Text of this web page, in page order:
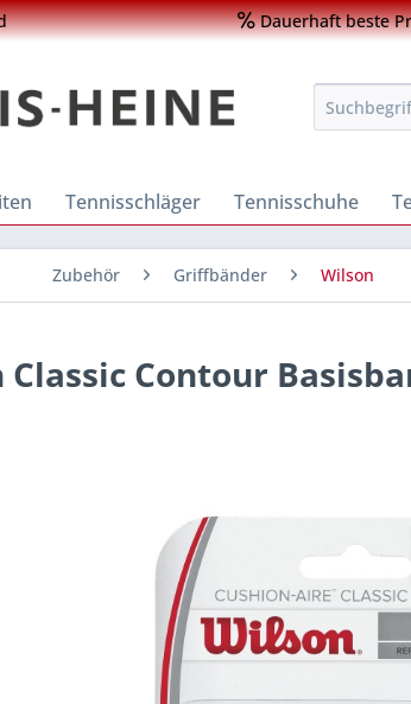
Dauerhaft beste
Tennisschläger Tennisschuhe
Zubehör Griffbänder Wilson
Classic Contour